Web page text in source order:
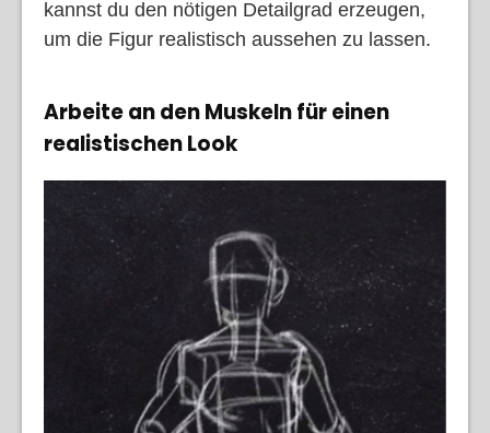
kannst du den nötigen Detailgrad erzeugen,
um die Figur realistisch aussehen zu lassen.
Arbeite an den Muskeln für einen
realistischen Look